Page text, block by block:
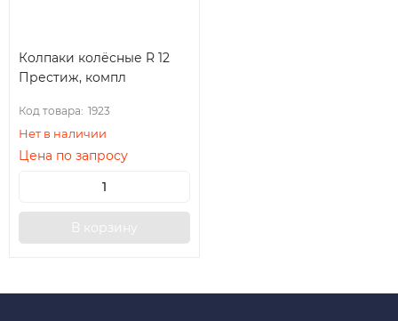
Колпаки колёсные R 12
Престиж, компл
Код товара: 1923
Нет в наличии
Цена по запросу
В корзину